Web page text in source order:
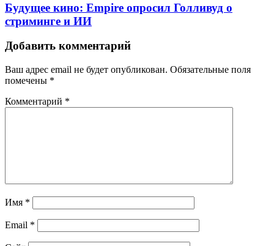
Будущее кино: Empire опросил Голливуд о
стриминге и ИИ
Добавить комментарий
Ваш адрес email не будет опубликован. Обязательные поля
помечены *
Комментарий *
Имя *
Email *